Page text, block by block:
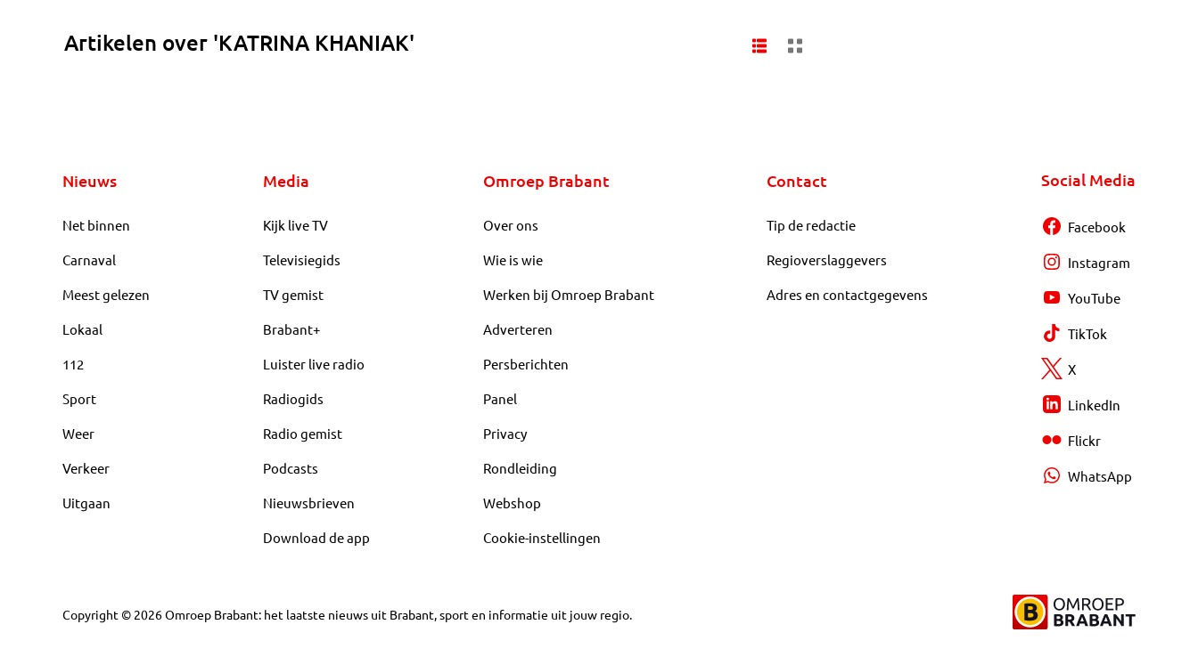
purschuim. Haar lichaam lag in een oud bankgebouw op de grens
Artikelen over 'KATRINA KHANIAK'
Nieuws
Net binnen
Carnaval
Meest gelezen
Lokaal
112
Sport
Weer
Verkeer
Uitgaan
Media
Kijk live TV
Televisiegids
TV gemist
Brabant+
Luister live radio
Radiogids
Radio gemist
Podcasts
Nieuwsbrieven
Download de app
Omroep Brabant
Over ons
Wie is wie
Werken bij Omroep Brabant
Adverteren
Persberichten
Panel
Privacy
Rondleiding
Webshop
Cookie-instellingen
Contact
Tip de redactie
Regioverslaggevers
Adres en contactgegevens
Social Media
Facebook
Instagram
YouTube
TikTok
X
LinkedIn
Flickr
WhatsApp
Copyright © 2026Omroep Brabant: het laatste nieuws uit Brabant, sport en informatie uit jouw regio.